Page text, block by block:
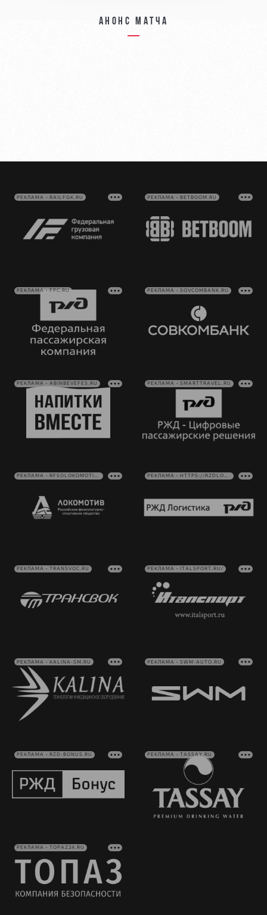
Анонс матча
РЕКЛАМА • RAILFGK.RU РЕКЛАМА • BETBOOM.RU
РЕКЛАМА • FPC.RU РЕКЛАМА • SOVCOMBANK.RU
РЕКЛАМА • ABINBEVEFES.RU РЕКЛАМА • SMARTTRAVEL.RU
РЕКЛАМА • RFSOLOKOMOTIV.RU РЕКЛАМА • HTTPS://RZDLOG.RU/
РЕКЛАМА • TRANSVOC.RU РЕКЛАМА • ITALSPORT.RU/
РЕКЛАМА • KALINA-SM.RU РЕКЛАМА • SWM-AUTO.RU
РЕКЛАМА • RZD-BONUS.RU РЕКЛАМА • TASSAY.RU
РЕКЛАМА • TOPAZ24.RU